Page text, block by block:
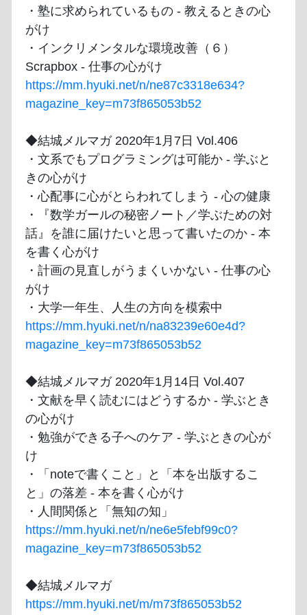
・塾に求められているもの - 教えるときの心
がけ
・インクリメンタルな環境改善（６）
https://mm.hyuki.net/n/ne87c3318e634?
magazine_key=m73f865053b52
◆結城メルマガ 2020年1月7日 Vol.406
・文系でもプログラミングは可能か - 学ぶと
きの心がけ
・心配事に心がとらわれてしまう - 心の健康
・『数学ガールの秘密ノート／学ぶための対
話』を誰に届けたいと思って書いたのか - 本
を書く心がけ
・計画の見直しがうまくいかない - 仕事の心
がけ
https://mm.hyuki.net/n/na83239e60e4d?
magazine_key=m73f865053b52
◆結城メルマガ 2020年1月14日 Vol.407
・文献を早く読むにはどうするか - 学ぶとき
の心がけ
・勉強ができる子へのケア - 学ぶときの心が
け
・「noteで書くこと」と「本を出版するこ
と」の落差 - 本を書く心がけ
https://mm.hyuki.net/n/ne6e5febf99c0?
magazine_key=m73f865053b52
https://mm.hyuki.net/m/m73f865053b52